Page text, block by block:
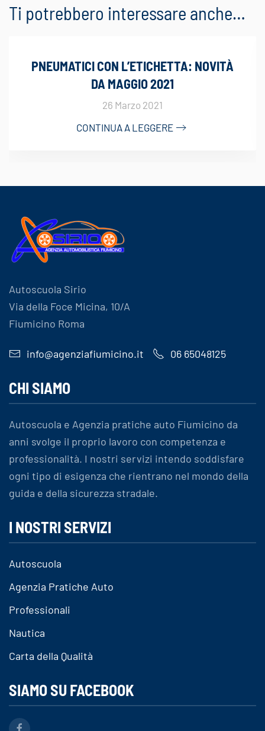
Ti potrebbero interessare anche…
PNEUMATICI CON L’ETICHETTA: NOVITÀ
DA MAGGIO 2021
26 Marzo 2021
CONTINUA A LEGGERE
Autoscuola Sirio
Via della Foce Micina, 10/A
Fiumicino Roma
info@agenziafiumicino.it 06 65048125
CHI SIAMO
Autoscuola e Agenzia pratiche auto Fiumicino da
anni svolge il proprio lavoro con competenza e
professionalità. I nostri servizi intendo soddisfare
ogni tipo di esigenza che rientrano nel mondo della
guida e della sicurezza stradale.
I NOSTRI SERVIZI
Autoscuola
Agenzia Pratiche Auto
Professionali
Nautica
Carta della Qualità
SIAMO SU FACEBOOK